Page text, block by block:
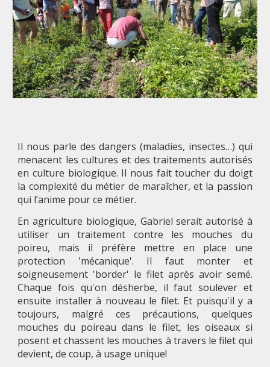
Il nous parle des dangers (maladies, insectes…) qui
menacent les cultures et des traitements autorisés
en culture biologique. Il nous fait toucher du doigt
la complexité du métier de maraîcher, et la passion
qui l’anime pour ce métier.
En agriculture biologique, Gabriel serait autorisé à
utiliser un traitement contre les mouches du
poireu, mais il préfère mettre en place une
protection 'mécanique'. Il faut monter et
soigneusement 'border' le filet après avoir semé.
Chaque fois qu'on désherbe, il faut soulever et
ensuite installer à nouveau le filet. Et puisqu'il y a
toujours, malgré ces précautions, quelques
mouches du poireau dans le filet, les oiseaux si
posent et chassent les mouches à travers le filet qui
devient, de coup, à usage unique!